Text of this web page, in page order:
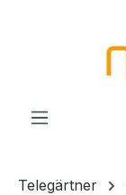
Telegärtner